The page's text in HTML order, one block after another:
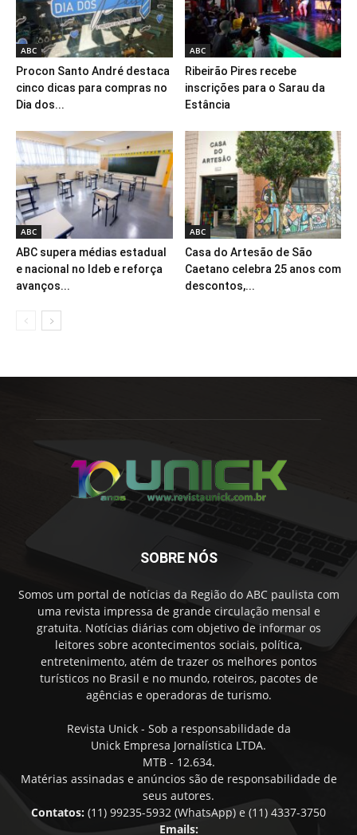
ABC
Procon Santo André destaca
cinco dicas para compras no
Dia dos...
ABC
Ribeirão Pires recebe
inscrições para o Sarau da
Estância
ABC
ABC supera médias estadual
e nacional no Ideb e reforça
avanços...
ABC
Casa do Artesão de São
Caetano celebra 25 anos com
descontos,...
SOBRE NÓS
Somos um portal de notícias da Região do ABC paulista com
uma revista impressa de grande circulação mensal e
gratuita. Notícias diárias com objetivo de informar os
leitores sobre acontecimentos sociais, política,
entretenimento, atém de trazer os melhores pontos
turísticos no Brasil e no mundo, roteiros, pacotes de
agências e operadoras de turismo.
Revista Unick - Sob a responsabilidade da
Unick Empresa Jornalística LTDA.
MTB - 12.634.
Matérias assinadas e anúncios são de responsabilidade de
seus autores.
Contatos: (11) 99235-5932 (WhatsApp) e (11) 4337-3750
Emails: